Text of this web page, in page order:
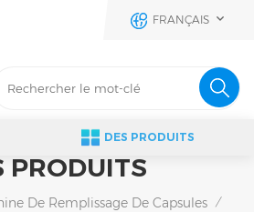
FRANÇAIS
DES PRODUITS
PRODUITS
De Remplissage De Capsules /